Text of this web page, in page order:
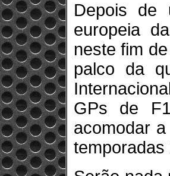
Depois de
europeia
neste fim
palco da
GPs de
acomodar
temporadas